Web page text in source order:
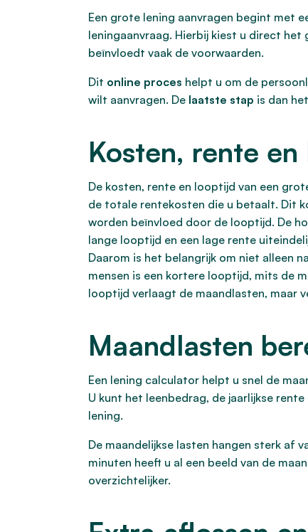
Een grote lening aanvragen begint met
leningaanvraag. Hierbij kiest u direct
beïnvloedt vaak de voorwaarden.
Dit online proces helpt u om de
wilt aanvragen. De laatste stap is dan
Kosten, rente
De kosten, rente en looptijd van een
de totale rentekosten die u betaalt. Dit
worden beïnvloed door de looptijd. De
lange looptijd en een lage rente
Daarom is het belangrijk om niet alleen
mensen is een kortere looptijd, mits de
looptijd verlaagt de maandlasten, maar
Maandlasten
Een lening calculator helpt u snel de
U kunt het leenbedrag, de jaarlijkse
lening.
De maandelijkse lasten hangen sterk af
minuten heeft u al een beeld van de
overzichtelijker.